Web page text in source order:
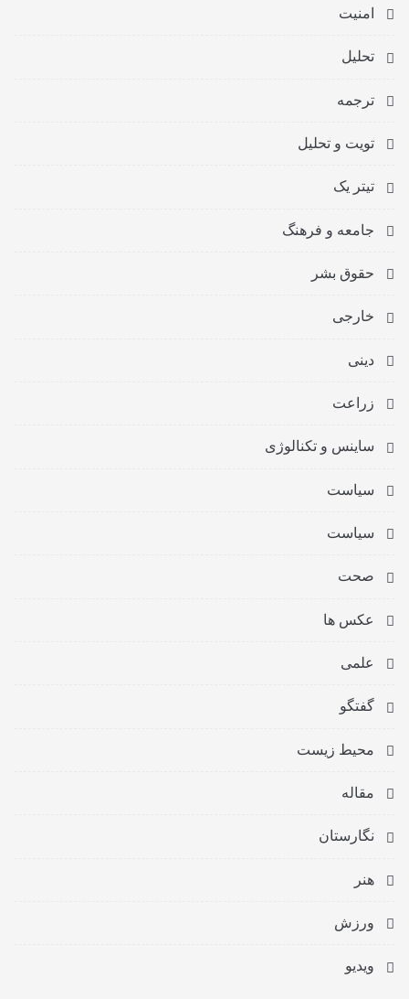
امنیت
تحلیل
ترجمه
تویت و تحلیل
تیتر یک
جامعه و فرهنگ
حقوق بشر
خارجی
دینی
زراعت
ساینس و تکنالوژی
سیاست
سیاست
صحت
عکس ها
علمی
گفتگو
محیط زیست
مقاله
نگارستان
هنر
ورزش
ویدیو